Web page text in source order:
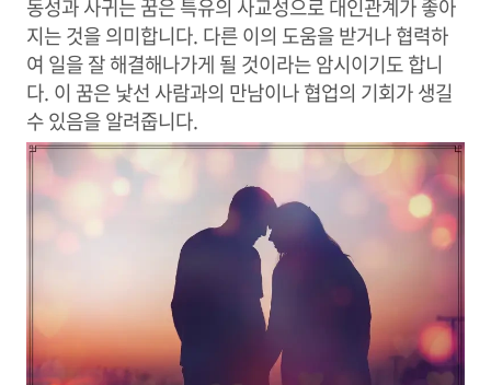
동성과 사귀는 꿈은 특유의 사교성으로 대인관계가 좋아
지는 것을 의미합니다. 다른 이의 도움을 받거나 협력하
여 일을 잘 해결해나가게 될 것이라는 암시이기도 합니
다. 이 꿈은 낯선 사람과의 만남이나 협업의 기회가 생길
수 있음을 알려줍니다.